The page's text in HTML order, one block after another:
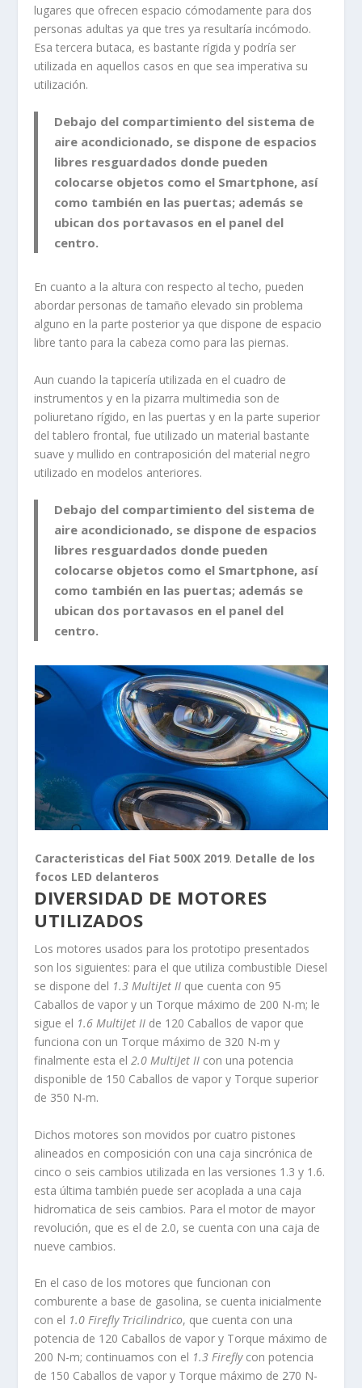
lugares que ofrecen espacio cómodamente para dos
personas adultas ya que tres ya resultaría incómodo.
Esa tercera butaca, es bastante rígida y podría ser
utilizada en aquellos casos en que sea imperativa su
utilización.
Debajo del compartimiento del sistema de
aire acondicionado, se dispone de espacios
libres resguardados donde pueden
colocarse objetos como el Smartphone, así
como también en las puertas; además se
ubican dos portavasos en el panel del
centro.
En cuanto a la altura con respecto al techo, pueden
abordar personas de tamaño elevado sin problema
alguno en la parte posterior ya que dispone de espacio
libre tanto para la cabeza como para las piernas.
Aun cuando la tapicería utilizada en el cuadro de
instrumentos y en la pizarra multimedia son de
poliuretano rígido, en las puertas y en la parte superior
del tablero frontal, fue utilizado un material bastante
suave y mullido en contraposición del material negro
utilizado en modelos anteriores.
Debajo del compartimiento del sistema de
aire acondicionado, se dispone de espacios
libres resguardados donde pueden
colocarse objetos como el Smartphone, así
como también en las puertas; además se
ubican dos portavasos en el panel del
centro.
Caracteristicas del Fiat 500X 2019. Detalle de los
focos LED delanteros
DIVERSIDAD DE MOTORES
UTILIZADOS
Los motores usados para los prototipo presentados
son los siguientes: para el que utiliza combustible Diesel
se dispone del 1.3 MultiJet II que cuenta con 95
Caballos de vapor y un Torque máximo de 200 N-m; le
sigue el 1.6 MultiJet II de 120 Caballos de vapor que
funciona con un Torque máximo de 320 N-m y
finalmente esta el2.0 MultiJet II con una potencia
disponible de 150 Caballos de vapor y Torque superior
de 350 N-m.
Dichos motores son movidos por cuatro pistones
alineados en composición con una caja sincrónica de
cinco o seis cambios utilizada en las versiones 1.3 y 1.6.
esta última también puede ser acoplada a una caja
hidromatica de seis cambios. Para el motor de mayor
revolución, que es el de 2.0, se cuenta con una caja de
nueve cambios.
En el caso de los motores que funcionan con
comburente a base de gasolina, se cuenta inicialmente
con el 1.0 Firefly Tricilindrico, que cuenta con una
potencia de 120 Caballos de vapor y Torque máximo de
200 N-m; continuamos con el 1.3 Firefly con potencia
de 150 Caballos de vapor y Torque máximo de 270 N-